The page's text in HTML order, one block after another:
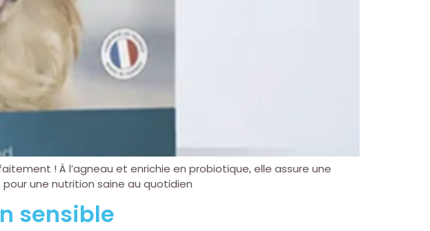
! À l’agneau et enrichie en probiotique, elle assure une
une nutrition saine au quotidien
sensible